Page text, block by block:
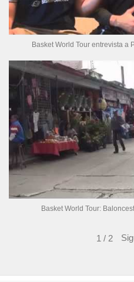
Basket World Tour entrevista a
Basket World Tour:
1 / 2